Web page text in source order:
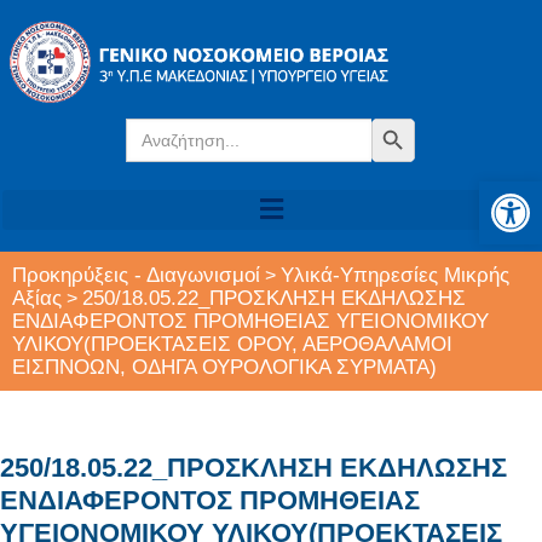
Search
for:
Search Button
Προκηρύξεις - Διαγωνισμοί > Υλικά-Υπηρεσίες Μικρής
Αξίας > 250/18.05.22_ΠΡΟΣΚΛΗΣΗ ΕΚΔΗΛΩΣΗΣ
ΕΝΔΙΑΦΕΡΟΝΤΟΣ ΠΡΟΜΗΘΕΙΑΣ ΥΓΕΙΟΝΟΜΙΚΟΥ
ΥΛΙΚΟΥ(ΠΡΟΕΚΤΑΣΕΙΣ ΟΡΟΥ, ΑΕΡΟΘΑΛΑΜΟΙ
ΕΙΣΠΝΟΩΝ, ΟΔΗΓΑ ΟΥΡΟΛΟΓΙΚΑ ΣΥΡΜΑΤΑ)
250/18.05.22_ΠΡΟΣΚΛΗΣΗ ΕΚΔΗΛΩΣΗΣ
ΕΝΔΙΑΦΕΡΟΝΤΟΣ ΠΡΟΜΗΘΕΙΑΣ
ΥΓΕΙΟΝΟΜΙΚΟΥ ΥΛΙΚΟΥ(ΠΡΟΕΚΤΑΣΕΙΣ